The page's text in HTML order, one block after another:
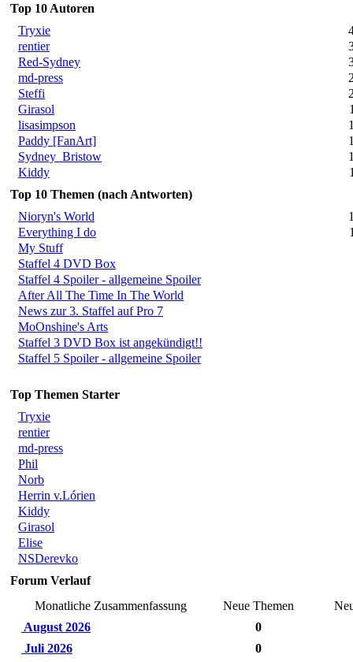
Top 10 Autoren
Tryxie
rentier
Red-Sydney
md-press
Steffi
Girasol
lisasimpson
Paddy [FanArt]
Sydney_Bristow
Kiddy
Top 10 Themen (nach Antworten)
Nioryn's World
Everything I do
My Stuff
Staffel 4 DVD Box
Staffel 4 Spoiler - allgemeine Spoiler
After All The Time In The World
News zur 3. Staffel auf Pro 7
MoOnshine's Arts
Staffel 3 DVD Box ist angekündigt!!
Staffel 5 Spoiler - allgemeine Spoiler
Top Themen Starter
Tryxie
rentier
md-press
Phil
Norb
Herrin v.Lórien
Kiddy
Girasol
Elise
NSDerevko
Forum Verlauf
Monatliche Zusammenfassung
Neue Themen
August 2026
0
Juli 2026
0